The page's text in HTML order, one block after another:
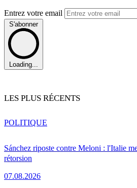
Entrez votre email
S'abonner
Loading...
LES PLUS RÉCENTS
Sánchez riposte contre Meloni : l'Italie
rétorsion
07.08.2026
POLITIQUE